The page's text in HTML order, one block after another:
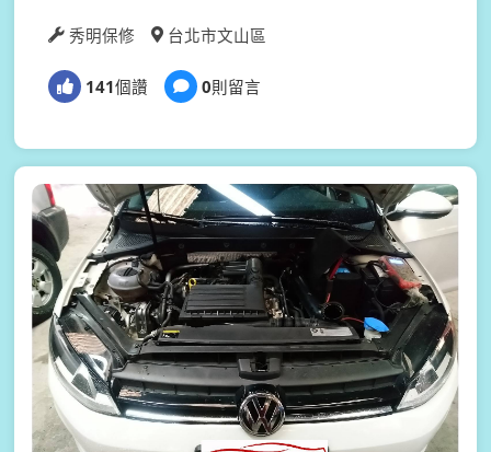
秀明保修 台北市文山區
141個讚 0則留言